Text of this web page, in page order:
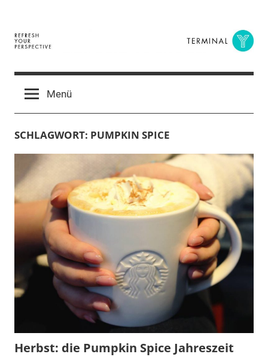
springen
Terminal
Y
Digital
BusinessMenü
SCHLAGWORT: PUMPKIN SPICE
Herbst: die Pumpkin Spice Jahreszeit